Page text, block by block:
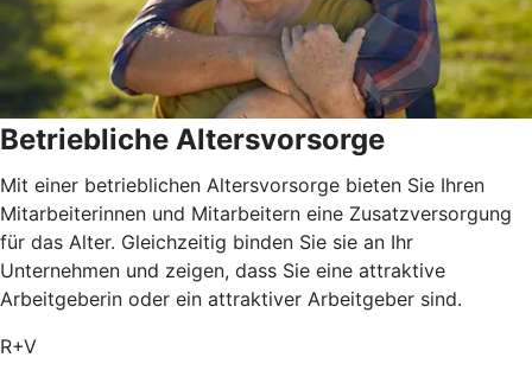
Betriebliche Altersvorsorge
Mit einer betrieblichen Altersvorsorge bieten Sie Ihren
Mitarbeiterinnen und Mitarbeitern eine Zusatzversorgung
für das Alter. Gleichzeitig binden Sie sie an Ihr
Unternehmen und zeigen, dass Sie eine attraktive
Arbeitgeberin oder ein attraktiver Arbeitgeber sind.
R+V